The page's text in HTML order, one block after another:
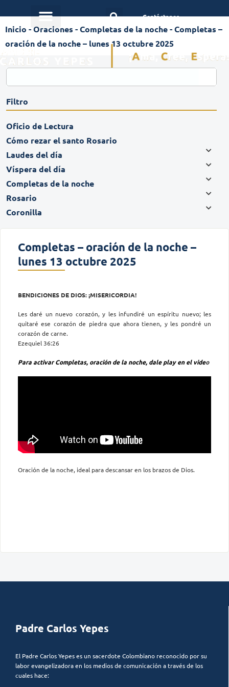
Contáctanos
Inicio -Oraciones -Completas de la noche-Completas –
oración de la noche – lunes 13 octubre 2025
Filtro
Oficio de Lectura
Cómo rezar el santo Rosario
Laudes del día
Víspera del día
Completas de la noche
Rosario
Coronilla
Completas – oración de la noche –
lunes 13 octubre 2025
BENDICIONES DE DIOS: ¡MISERICORDIA!
Les daré un nuevo corazón, y les infundiré un espíritu nuevo; les
quitaré ese corazón de piedra que ahora tienen, y les pondré un
corazón de carne.
Ezequiel 36:26
Para activar Completas, oración de la noche, dale play en el video
Oración de la noche, ideal para descansar en los brazos de Dios.
Padre Carlos Yepes
El Padre Carlos Yepes es un sacerdote Colombiano reconocido por su
labor evangelizadora en los medios de comunicación a través de los
cuales hace: